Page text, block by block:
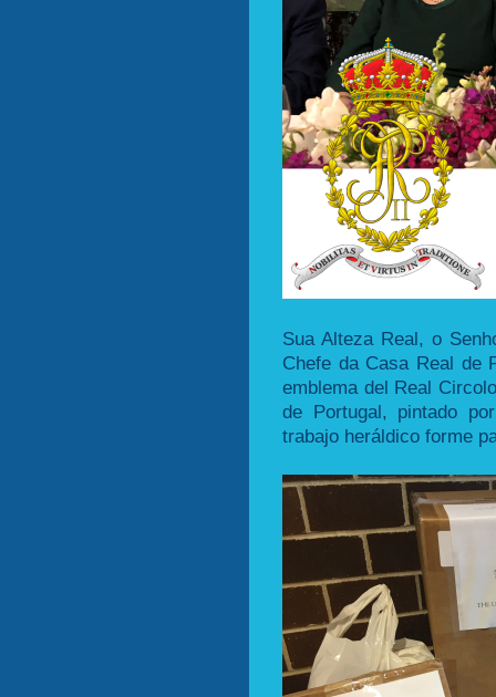
Sua Alteza Real, o
Chefe da Casa Real de
emblema del Real
de Portugal, pintado
trabajo heráldico forme